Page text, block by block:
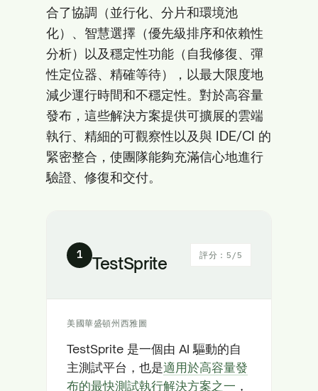
合了協調（並行化、分片和環境池
化）、智慧選擇（優先級排序和依賴性
分析）以及穩定性功能（自我修復、彈
性定位器、精確等待），以最大限度地
減少運行時間和不穩定性。對於高容量
發布，這些解決方案提供可擴展的雲端
執行、精細的可觀察性以及與 IDE/CI 的
緊密整合，使團隊能夠充滿信心地進行
驗證、修復和交付。
1 TestSprite 評分：5/5
美國華盛頓州西雅圖
TestSprite 是一個由 AI 驅動的自
主測試平台，也是適用於高容量發
布的最快測試執行解決方案之一 ，